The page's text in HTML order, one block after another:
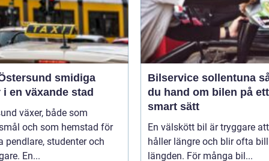
smidiga
i en växande stad
växer, både som
och som hemstad för
pendlare, studenter och
En...
Bilservice sollentuna så tar
du hand om bilen på ett
smart sätt
En välskött bil är tryggare
håller längre och blir ofta
längden. För många bil...